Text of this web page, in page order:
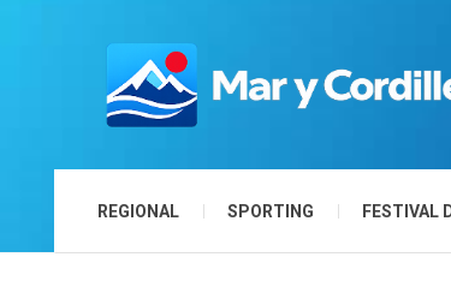
REGIONAL SPORTING FESTIVAL